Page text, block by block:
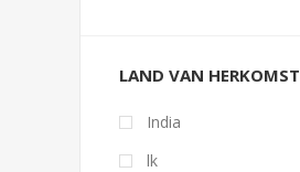
LAND VAN HERKOMST
India
lk